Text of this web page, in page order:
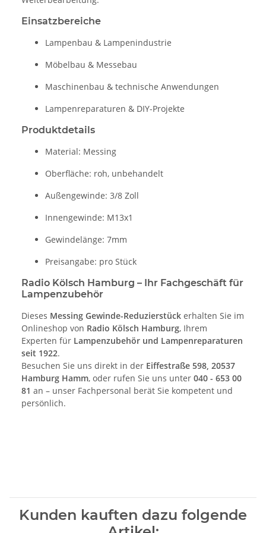
Einsatzbereiche
Lampenbau & Lampenindustrie
Möbelbau & Messebau
Maschinenbau & technische Anwendungen
Lampenreparaturen & DIY-Projekte
Produktdetails
Material: Messing
Oberfläche: roh, unbehandelt
Außengewinde: 3/8 Zoll
Innengewinde: M13x1
Gewindelänge: 7mm
Preisangabe: pro Stück
Radio Kölsch Hamburg – Ihr Fachgeschäft für
Lampenzubehör
Dieses Messing Gewinde-Reduzierstück erhalten Sie im
Onlineshop von Radio Kölsch Hamburg, Ihrem
Experten für Lampenzubehör und Lampenreparaturen
seit 1922.
Besuchen Sie uns direkt in der Eiffestraße 598, 20537
Hamburg Hamm, oder rufen Sie uns unter 040 - 653 00
81 an – unser Fachpersonal berät Sie kompetent und
persönlich.
Kunden kauften dazu folgende